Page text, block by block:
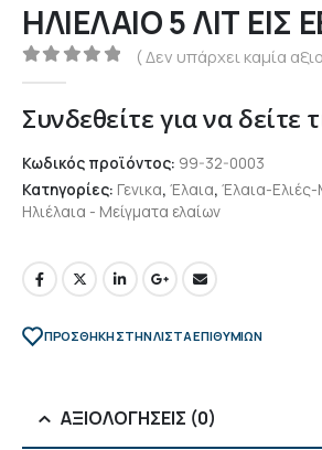
ΗΛΙΕΛΑΙΟ 5 ΛΙΤ ΕΙΣ
0out of 5
( Δεν υπάρχει καμία
Συνδεθείτε για να δείτε
Κωδικός προϊόντος: 99-32-0003
Κατηγορίες: Γενικα, Έλαια, Έλαια-
Ηλιέλαια - Μείγματα ελαίων
ΠΡΌΣΘΉΚΗ ΣΤΗΝ ΛΊΣΤΑ ΕΠΙΘΥΜΙΏΝ
ΑΞΙΟΛΟΓΉΣΕΙΣ (0)